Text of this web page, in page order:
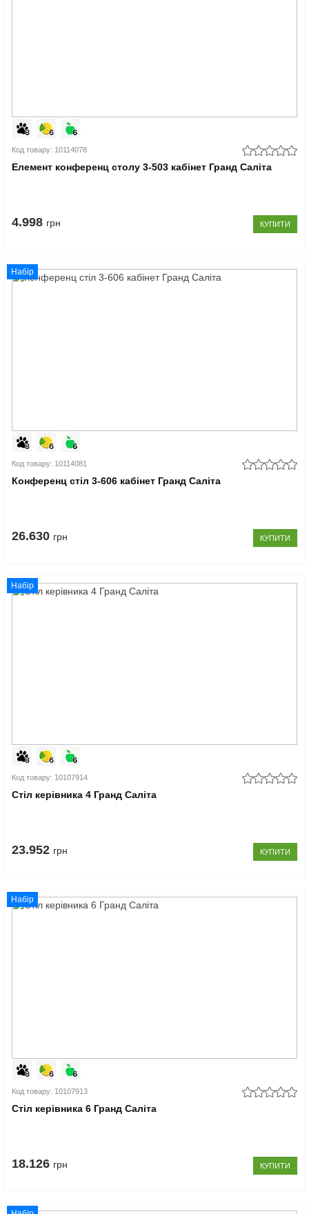
Код товару: 10114078
Елемент конференц столу 3-503 кабінет Гранд Саліта
4.998 грн КУПИТИ
Набір
Код товару: 10114081
Конференц стіл 3-606 кабінет Гранд Саліта
26.630 грн КУПИТИ
Набір
Код товару: 10107914
Стіл керівника 4 Гранд Саліта
23.952 грн КУПИТИ
Набір
Код товару: 10107913
Стіл керівника 6 Гранд Саліта
18.126 грн КУПИТИ